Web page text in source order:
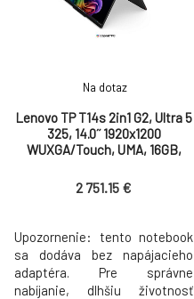
Intel Core™ Ultra 5 325, 8C (4P
Lenovo TP T14s 2in1 G2, Ultra 5
325, 14.0˝ 1920x1200
WUXGA/Touch, UMA, 16GB,
matný, 3yPS bez AC
Na dotaz
2 751.15 €
Upozornenie: tento notebook
sa dodáva bez napájacieho
adaptéra. Pre správne
nabíjanie, dlhšiu životnosť